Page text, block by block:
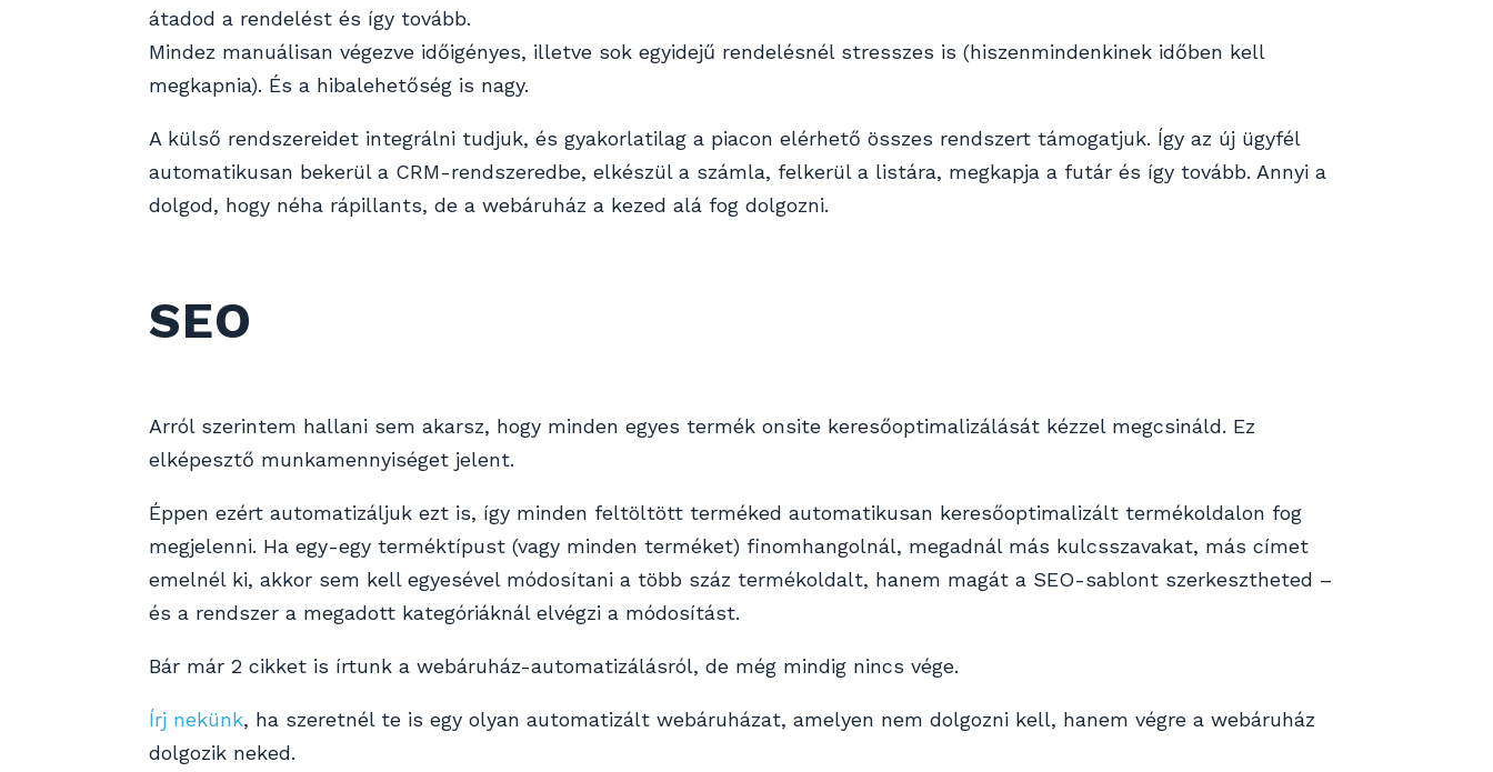
átadod a rendelést és így tovább.
Mindez manuálisan végezve időigényes, illetve sok egyidejű rendelésnél stresszes is (hiszenmindenkinek időben kell
megkapnia). És a hibalehetőség is nagy.
A külső rendszereidet integrálni tudjuk, és gyakorlatilag a piacon elérhető összes rendszert támogatjuk. Így az új ügyfél
automatikusan bekerül a CRM-rendszeredbe, elkészül a számla, felkerül a listára, megkapja a futár és így tovább. Annyi a
dolgod, hogy néha rápillants, de a webáruház a kezed alá fog dolgozni.
SEO
Arról szerintem hallani sem akarsz, hogy minden egyes termék onsite keresőoptimalizálását kézzel megcsináld. Ez
elképesztő munkamennyiséget jelent.
Éppen ezért automatizáljuk ezt is, így minden feltöltött terméked automatikusan keresőoptimalizált termékoldalon fog
megjelenni. Ha egy-egy terméktípust (vagy minden terméket) finomhangolnál, megadnál más kulcsszavakat, más címet
emelnél ki, akkor sem kell egyesével módosítani a több száz termékoldalt, hanem magát a SEO-sablont szerkesztheted –
és a rendszer a megadott kategóriáknál elvégzi a módosítást.
Bár már 2 cikket is írtunk a webáruház-automatizálásról, de még mindig nincs vége.
Írj nekünk, ha szeretnél te is egy olyan automatizált webáruházat, amelyen nem dolgozni kell, hanem végre a webáruház
dolgozik neked.